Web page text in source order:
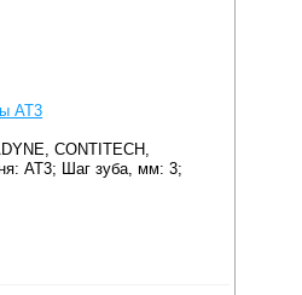
AT3
CONTITECH,
AT3; Шаг зуба, мм: 3;